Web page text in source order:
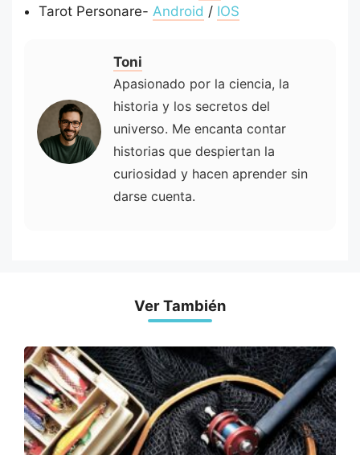
Tarot Personare- Android / IOS
Toni
Apasionado por la ciencia, la
historia y los secretos del
universo. Me encanta contar
historias que despiertan la
curiosidad y hacen aprender sin
darse cuenta.
Ver También